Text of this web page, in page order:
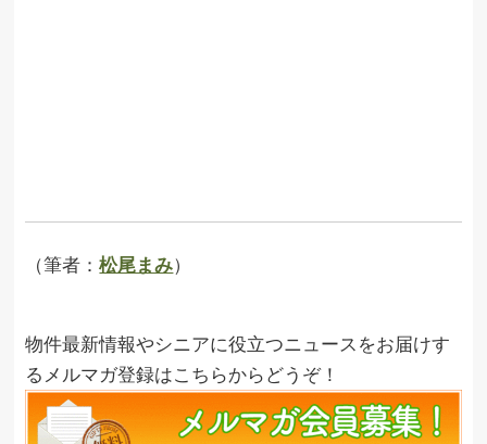
（筆者：松尾まみ）
物件最新情報やシニアに役立つニュースをお届けす
るメルマガ登録はこちらからどうぞ！